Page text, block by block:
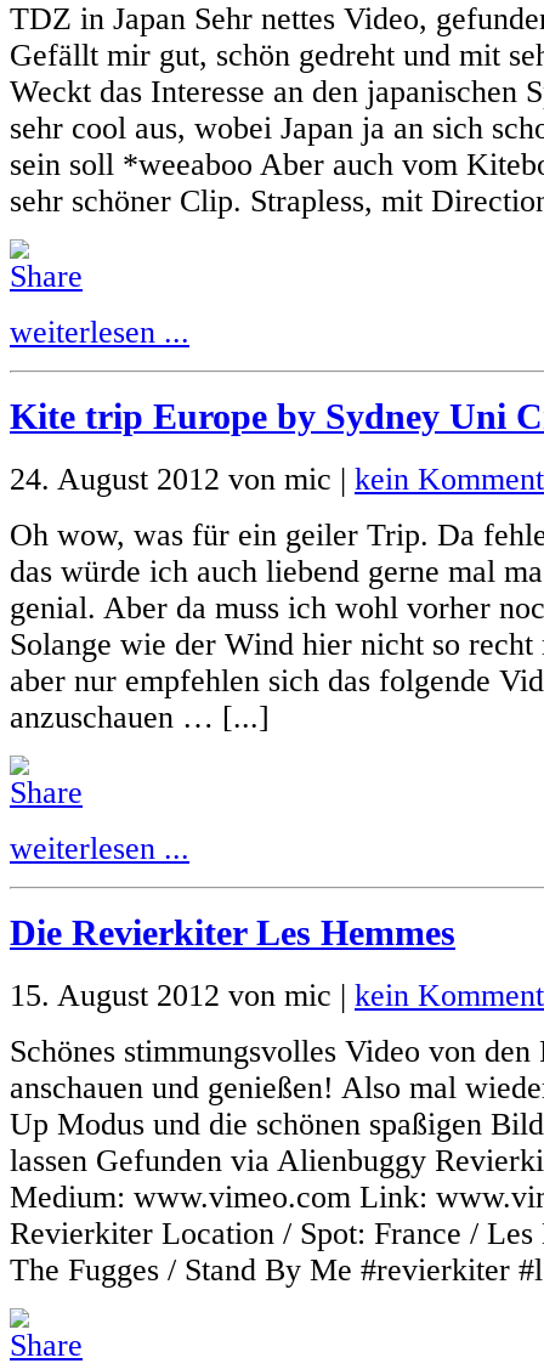
TDZ in Japan Sehr nettes Video,
Gefällt mir gut, schön gedreht und mit
Weckt das Interesse an den japanischen
sehr cool aus, wobei Japan ja an sich
sein soll *weeaboo Aber auch vom
sehr schöner Clip. Strapless, mit
weiterlesen ...
Kite trip Europe by Sydney Uni
24. August 2012 von mic | kein
Oh wow, was für ein geiler Trip. Da
das würde ich auch liebend gerne mal
genial. Aber da muss ich wohl vorher
Solange wie der Wind hier nicht so
aber nur empfehlen sich das folgende
anzuschauen … [...]
weiterlesen ...
Die Revierkiter Les Hemmes
15. August 2012 von mic | kein
Schönes stimmungsvolles Video von
anschauen und genießen! Also mal
Up Modus und die schönen spaßigen
lassen Gefunden via Alienbuggy
Medium: www.vimeo.com Link:
Revierkiter Location / Spot: France /
The Fugges / Stand By Me #revierkiter